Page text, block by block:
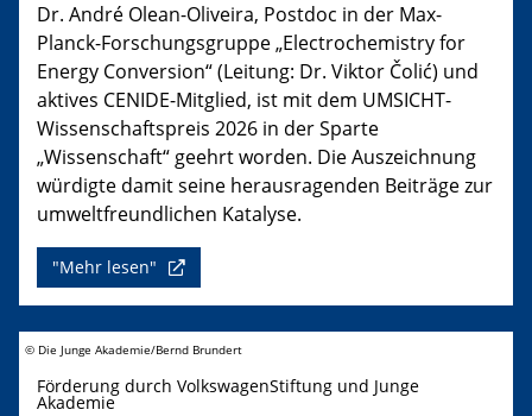
Dr. André Olean-Oliveira, Postdoc in der Max-
Planck-Forschungsgruppe „Electrochemistry for
Energy Conversion“ (Leitung: Dr. Viktor Čolić) und
aktives CENIDE-Mitglied, ist mit dem UMSICHT-
Wissenschaftspreis 2026 in der Sparte
„Wissenschaft“ geehrt worden. Die Auszeichnung
würdigte damit seine herausragenden Beiträge zur
umweltfreundlichen Katalyse.
"Mehr lesen"
© Die Junge Akademie/Bernd Brundert
Förderung durch VolkswagenStiftung und Junge
Akademie